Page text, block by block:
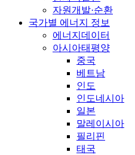
자원개발·순환
국가별 에너지 정보
에너지데이터
아시아태평양
중국
베트남
인도
인도네시아
일본
말레이시아
필리핀
태국